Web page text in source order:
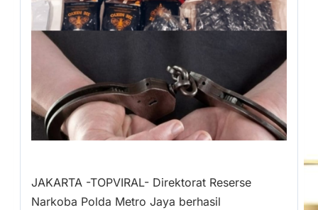
JAKARTA -TOPVIRAL- Direktorat Reserse
Narkoba Polda Metro Jaya berhasil